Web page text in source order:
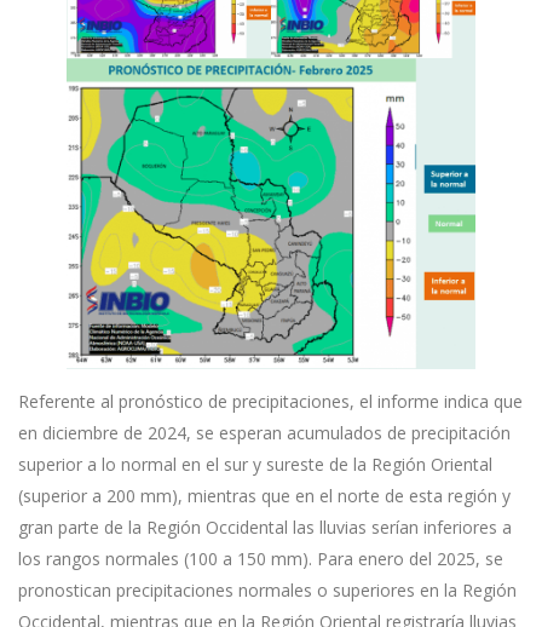
Referente al pronóstico de precipitaciones, el informe indica que
en diciembre de 2024, se esperan acumulados de precipitación
superior a lo normal en el sur y sureste de la Región Oriental
(superior a 200 mm), mientras que en el norte de esta región y
gran parte de la Región Occidental las lluvias serían inferiores a
los rangos normales (100 a 150 mm). Para enero del 2025, se
pronostican precipitaciones normales o superiores en la Región
Occidental, mientras que en la Región Oriental registraría lluvias